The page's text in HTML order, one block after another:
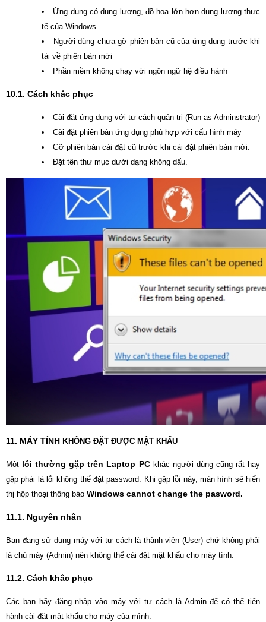
Ứng dụng có dung lượng, đồ họa lớn hơn dung lượng thực
tế của Windows.
Người dùng chưa gỡ phiên bản cũ của ứng dụng trước khi
tải về phiên bản mới
Phần mềm không chạy với ngôn ngữ hệ điều hành
10.1. Cách khắc phục
Cài đặt ứng dụng với tư cách quản trị (Run as Adminstrator)
Cài đặt phiên bản ứng dụng phù hợp với cấu hình máy
Gỡ phiên bản cài đặt cũ trước khi cài đặt phiên bản mới.
Đặt tên thư mục dưới dạng không dấu.
11. MÁY TÍNH KHÔNG ĐẶT ĐƯỢC MẬT KHẨU
Một lỗi thường gặp trên Laptop PC khác người dùng cũng rất hay
gặp phải là lỗi không thể đặt password. Khi gặp lỗi này, màn hình sẽ hiển
thị hộp thoại thông báo Windows cannot change the pasword.
11.1. Nguyên nhân
Bạn đang sử dụng máy với tư cách là thành viên (User) chứ không phải
là chủ máy (Admin) nên không thể cài đặt mật khẩu cho máy tính.
11.2. Cách khắc phục
Các bạn hãy đăng nhập vào máy với tư cách là Admin để có thể tiến
hành cài đặt mật khẩu cho máy của mình.